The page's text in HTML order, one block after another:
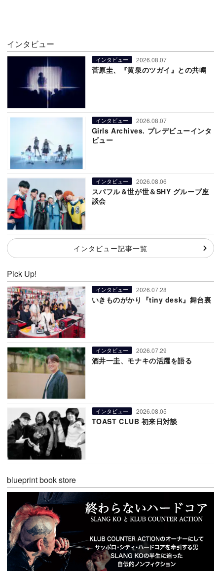
インタビュー
インタビュー 2026.08.07
菅原圭、『黄泉のツガイ』との共鳴
インタビュー 2026.08.07
Girls Archives. プレデビューインタ
ビュー
インタビュー 2026.08.06
スパフル＆世が世＆SHY グループ座
談会
インタビュー記事一覧
Pick Up!
インタビュー 2026.07.28
いきものがかり『tiny desk』舞台裏
インタビュー 2026.07.29
酒井一圭、モナキの活躍を語る
インタビュー 2026.08.05
TOAST CLUB 初来日対談
blueprint book store